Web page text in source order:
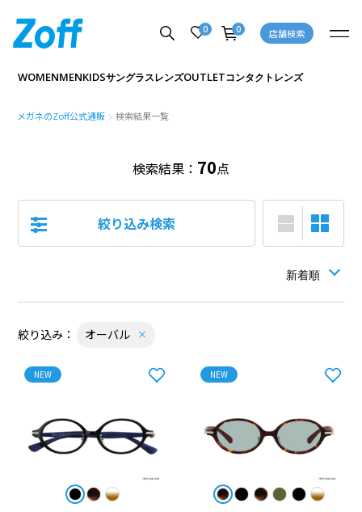
0 0 店舗検索
WOMENMENKIDSサングラスレンズOUTLETコンタクトレンズ
メガネのZoff公式通販 検索結果一覧
検索結果： 70点
絞り込み検索
絞り込み： オーバル
NEW NEW